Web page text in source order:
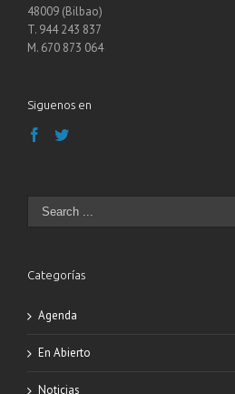
48009 (Bilbao)
T. 944 243 837
M. 670 873 064
Siguenos en
Categorías
Agenda
En Abierto
Noticias